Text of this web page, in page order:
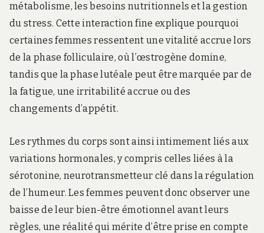
métabolisme, les besoins nutritionnels et la gestion
du stress. Cette interaction fine explique pourquoi
certaines femmes ressentent une vitalité accrue lors
de la phase folliculaire, où l’œstrogène domine,
tandis que la phase lutéale peut être marquée par de
la fatigue, une irritabilité accrue ou des
changements d’appétit.
Les rythmes du corps sont ainsi intimement liés aux
variations hormonales, y compris celles liées à la
sérotonine, neurotransmetteur clé dans la régulation
de l’humeur. Les femmes peuvent donc observer une
baisse de leur bien-être émotionnel avant leurs
règles, une réalité qui mérite d’être prise en compte